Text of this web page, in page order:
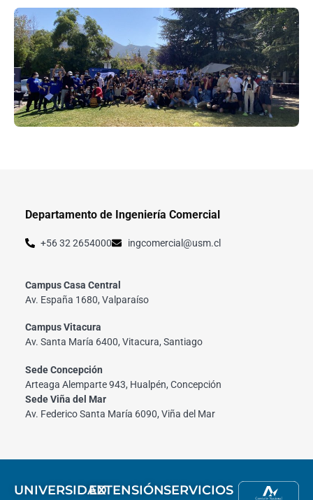
Departamento de Ingeniería Comercial
+56 32 2654000 ingcomercial@usm.cl
Campus Casa Central
Av. España 1680, Valparaíso
Campus Vitacura
Av. Santa María 6400, Vitacura, Santiago
Sede Concepción
Arteaga Alemparte 943, Hualpén, Concepción
Sede Viña del Mar
Av. Federico Santa María 6090, Viña del Mar
UNIVERSIDADEXTENSIÓNSERVICIOS